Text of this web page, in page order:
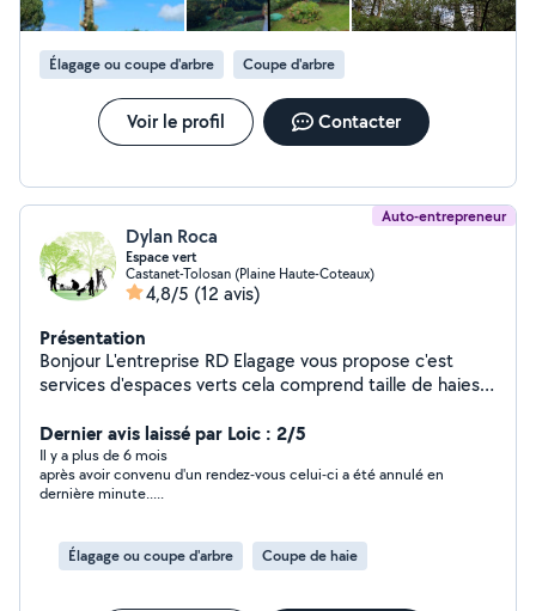
Élagage ou coupe d'arbre Coupe d'arbre
Voir le profil Contacter
Auto-entrepreneur
Dylan Roca
Espace vert
Castanet-Tolosan (Plaine Haute-Coteaux)
4,8/5 (12 avis)
Présentation
Bonjour L'entreprise RD Elagage vous propose c'est
services d'espaces verts cela comprend taille de haies,
d'information tarifaires et autres n'hésitez pas. Bonne
journée à vous
Dernier avis laissé par Loic : 2/5
Il y a plus de 6 mois
après avoir convenu d'un rendez-vous celui-ci a été annulé en
dernière minute.....
Élagage ou coupe d'arbre Coupe de haie